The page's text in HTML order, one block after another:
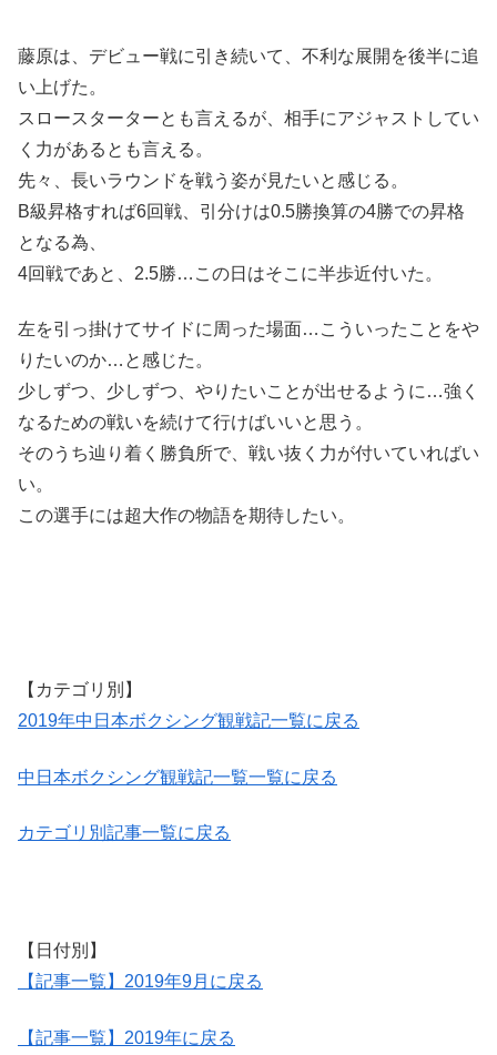
藤原は、デビュー戦に引き続いて、不利な展開を後半に追
い上げた。
スロースターターとも言えるが、相手にアジャストしてい
く力があるとも言える。
先々、長いラウンドを戦う姿が見たいと感じる。
B級昇格すれば6回戦、引分けは0.5勝換算の4勝での昇格
となる為、
4回戦であと、2.5勝…この日はそこに半歩近付いた。
左を引っ掛けてサイドに周った場面…こういったことをや
りたいのか…と感じた。
少しずつ、少しずつ、やりたいことが出せるように…強く
なるための戦いを続けて行けばいいと思う。
そのうち辿り着く勝負所で、戦い抜く力が付いていればい
い。
この選手には超大作の物語を期待したい。
【カテゴリ別】
2019年中日本ボクシング観戦記一覧に戻る
中日本ボクシング観戦記一覧一覧に戻る
カテゴリ別記事一覧に戻る
【日付別】
【記事一覧】2019年9月に戻る
【記事一覧】2019年に戻る